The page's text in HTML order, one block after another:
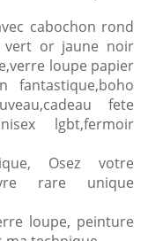
cabochon rond
vert or jaune noir
loupe papier
fantastique,boho
fete
lgbt,fermoir
Osez votre
rare unique
loupe, peinture